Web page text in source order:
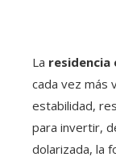
La residencia
cada vez más
estabilidad,
para invertir,
dolarizada, la